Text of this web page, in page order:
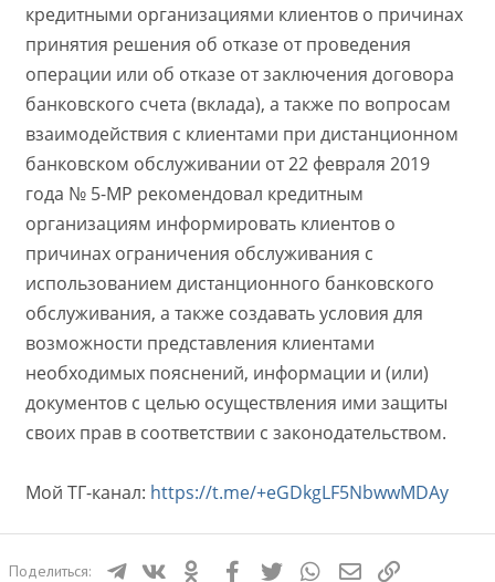
кредитными организациями клиентов о причинах
принятия решения об отказе от проведения
операции или об отказе от заключения договора
банковского счета (вклада), а также по вопросам
взаимодействия с клиентами при дистанционном
банковском обслуживании от 22 февраля 2019
года № 5-МР рекомендовал кредитным
организациям информировать клиентов о
причинах ограничения обслуживания с
использованием дистанционного банковского
обслуживания, а также создавать условия для
возможности представления клиентами
необходимых пояснений, информации и (или)
документов с целью осуществления ими защиты
своих прав в соответствии с законодательством.
Мой ТГ-канал: https://t.me/+eGDkgLF5NbwwMDAy
Поделиться: ТелеграмВКонтактеОдноклассники
FacebookTwitter WhatsAppЭлектронная почта